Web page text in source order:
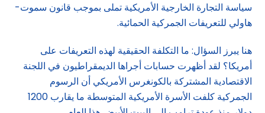
سياسة التجارة الخارجية الأمريكية تملى بموجب قانون سموت-
هاولي للتعريفات الجمركية الحمائية.
هنا يبرز السؤال: ما التكلفة الحقيقية لهذه التعريفات على
أمريكا؟ لقد أظهرت حسابات أجراها الديمقراطيون في اللجنة
الاقتصادية المشتركة بالكونغرس الأمريكي أن الرسوم
الجمركية كلفت الأسرة الأمريكية المتوسطة ما يقارب 1200